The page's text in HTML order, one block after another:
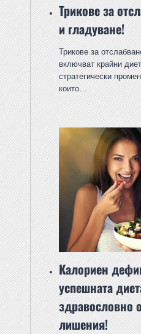
Трикове за
и гладуване!
Трикове за
включват крайни
стратегически
които…
Калориен
успешната
здравословно
лишения!